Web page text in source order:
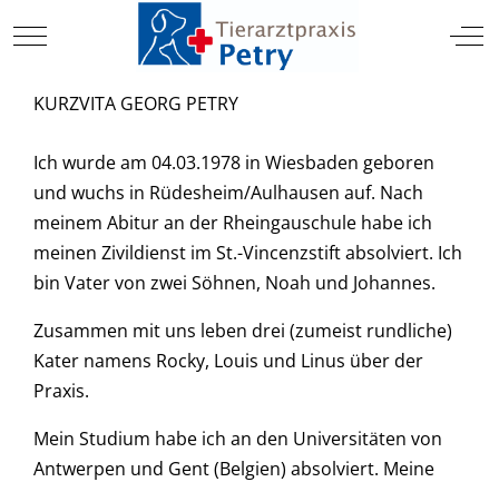
Mobile Menu Toggle
KURZVITA GEORG PETRY
Ich wurde am 04.03.1978 in Wiesbaden geboren
und wuchs in Rüdesheim/Aulhausen auf. Nach
meinem Abitur an der Rheingauschule habe ich
meinen Zivildienst im St.-Vincenzstift absolviert. Ich
bin Vater von zwei Söhnen, Noah und Johannes.
Zusammen mit uns leben drei (zumeist rundliche)
Kater namens Rocky, Louis und Linus über der
Praxis.
Mein Studium habe ich an den Universitäten von
Antwerpen und Gent (Belgien) absolviert. Meine